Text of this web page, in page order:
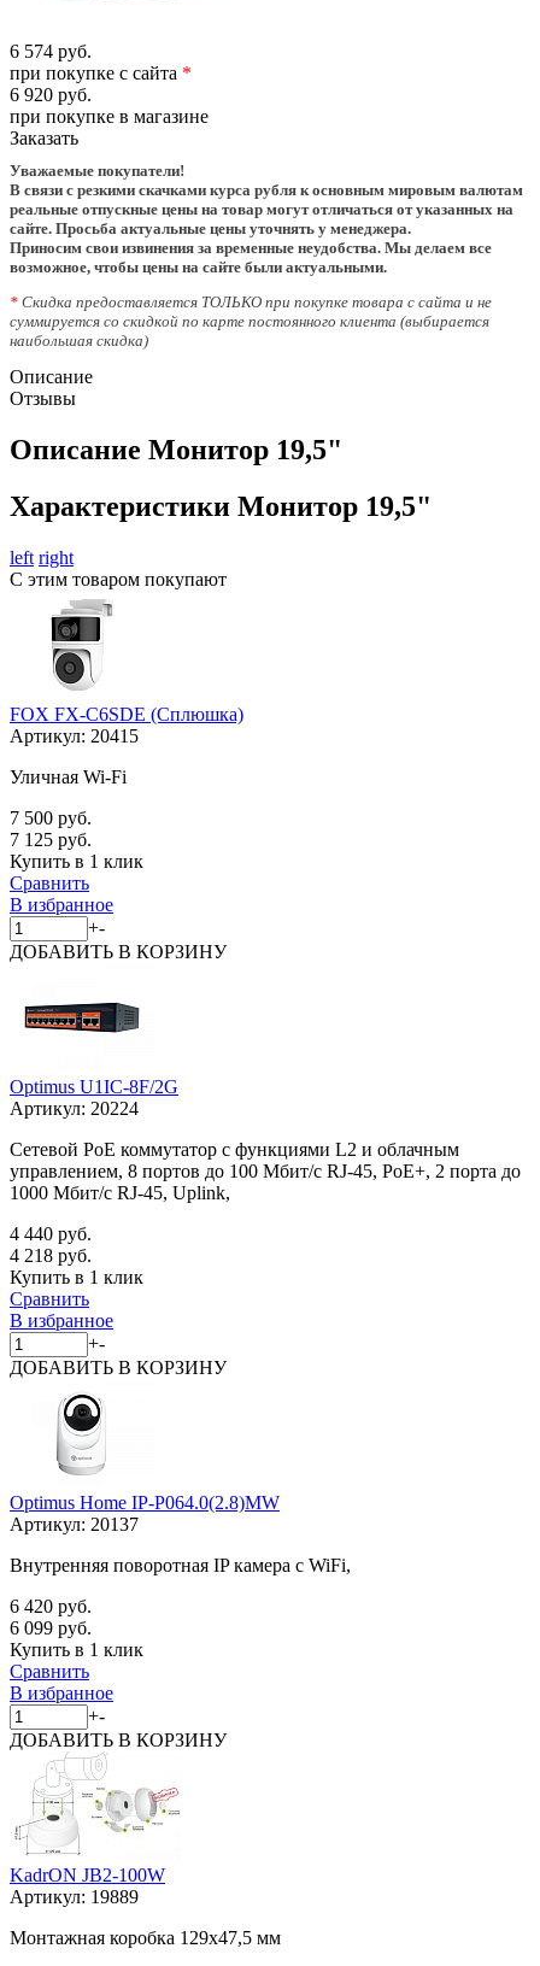
6 574 руб.
при покупке с сайта *
6 920 руб.
при покупке в магазине
Заказать
Уважаемые покупатели!
В связи с резкими скачками курса рубля к основным мировым валютам
реальные отпускные цены на товар могут отличаться от указанных на
сайте. Просьба актуальные цены уточнять у менеджера.
Приносим свои извинения за временные неудобства. Мы делаем все
возможное, чтобы цены на сайте были актуальными.
* Скидка предоставляется ТОЛЬКО при покупке товара с сайта и не
суммируется со скидкой по карте постоянного клиента (выбирается
наибольшая скидка)
Описание
Отзывы
Описание Монитор 19,5"
Характеристики Монитор 19,5"
left right
С этим товаром покупают
FOX FX-C6SDE (Сплюшка)
Артикул: 20415
Уличная Wi-Fi
7 500 руб.
7 125 руб.
Купить в 1 клик
Сравнить
В избранное
+-
ДОБАВИТЬ В КОРЗИНУ
Optimus U1IC-8F/2G
Артикул: 20224
Сетевой PoE коммутатор с функциями L2 и облачным
управлением, 8 портов до 100 Мбит/с RJ-45, PoE+, 2 порта до
1000 Мбит/с RJ-45, Uplink,
4 440 руб.
4 218 руб.
Купить в 1 клик
Сравнить
В избранное
+-
ДОБАВИТЬ В КОРЗИНУ
Optimus Home IP-P064.0(2.8)MW
Артикул: 20137
Внутренняя поворотная IP камера с WiFi,
6 420 руб.
6 099 руб.
Купить в 1 клик
Сравнить
В избранное
+-
ДОБАВИТЬ В КОРЗИНУ
KadrON JB2-100W
Артикул: 19889
Монтажная коробка 129x47,5 мм